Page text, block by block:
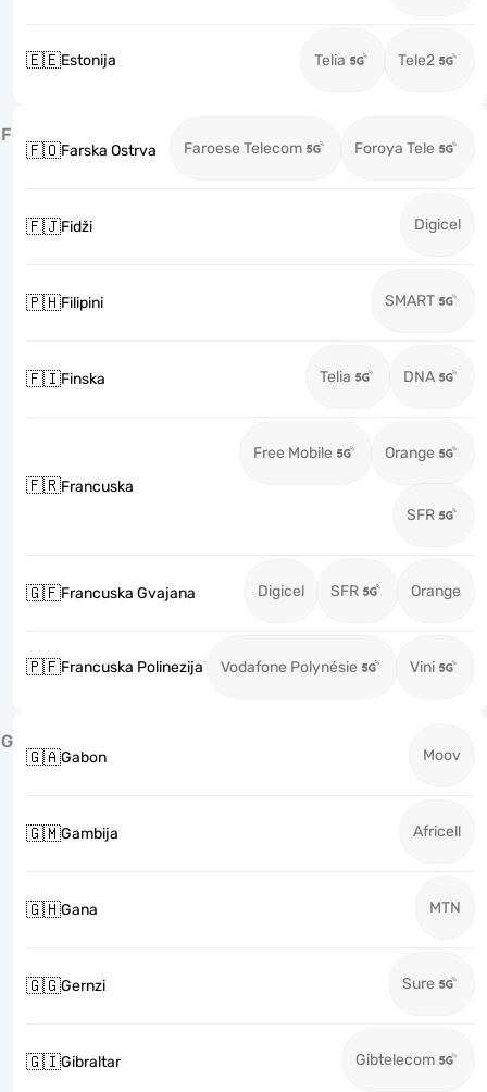
🇪🇪Estonija Telia Tele2
F
🇫🇴Farska Ostrva Faroese Telecom Foroya Tele
🇫🇯Fidži Digicel
🇵🇭Filipini SMART
🇫🇮Finska Telia DNA
🇫🇷Francuska
Free Mobile Orange
SFR
🇬🇫Francuska Gvajana Digicel SFR Orange
🇵🇫Francuska Polinezija Vodafone Polynésie Vini
G
🇬🇦Gabon Moov
🇬🇲Gambija Africell
🇬🇭Gana MTN
🇬🇬Gernzi Sure
🇬🇮Gibraltar Gibtelecom